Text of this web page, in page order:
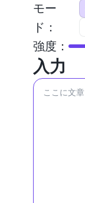
モー
ド：
強度：
入力